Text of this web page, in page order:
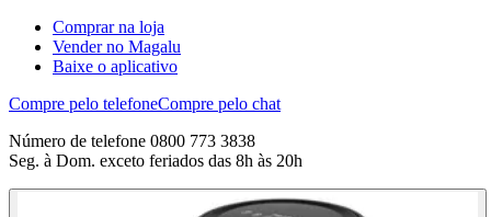
Comprar na loja
Vender no Magalu
Baixe o aplicativo
Compre pelo telefoneCompre pelo chat
Número de telefone 0800 773 3838
Seg. à Dom. exceto feriados das 8h às 20h